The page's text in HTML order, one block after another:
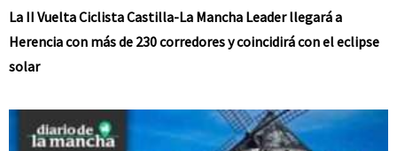
La II Vuelta Ciclista Castilla-La Mancha Leader llegará a
Herencia con más de 230 corredores y coincidirá con el eclipse
solar